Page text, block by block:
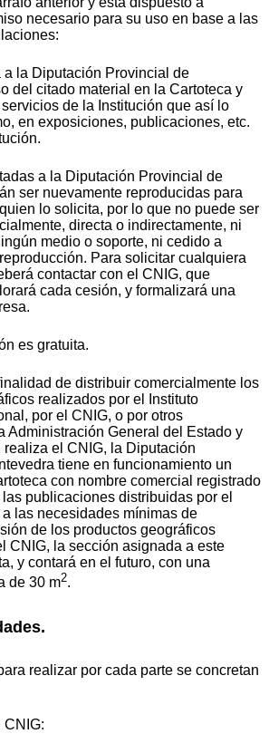
necesario para su uso en base a las
a la Diputación Provincial de
del citado material en la Cartoteca y
de la Institución que así lo
en exposiciones, publicaciones, etc.
a la Diputación Provincial de
ser nuevamente reproducidas para
lo solicita, por lo que no puede ser
directa o indirectamente, ni
medio o soporte, ni cedido a
Para solicitar cualquiera
contactar con el CNIG, que
cada cesión, y formalizará una
es gratuita.
de distribuir comercialmente los
realizados por el Instituto
por el CNIG, o por otros
Administración General del Estado y
el CNIG, la Diputación
tiene en funcionamiento un
con nombre comercial registrado
publicaciones distribuidas por el
las necesidades mínimas de
de los productos geográficos
CNIG, la sección asignada a este
y contará en el futuro, con una
de 30 m2.
realizar por cada parte se concretan